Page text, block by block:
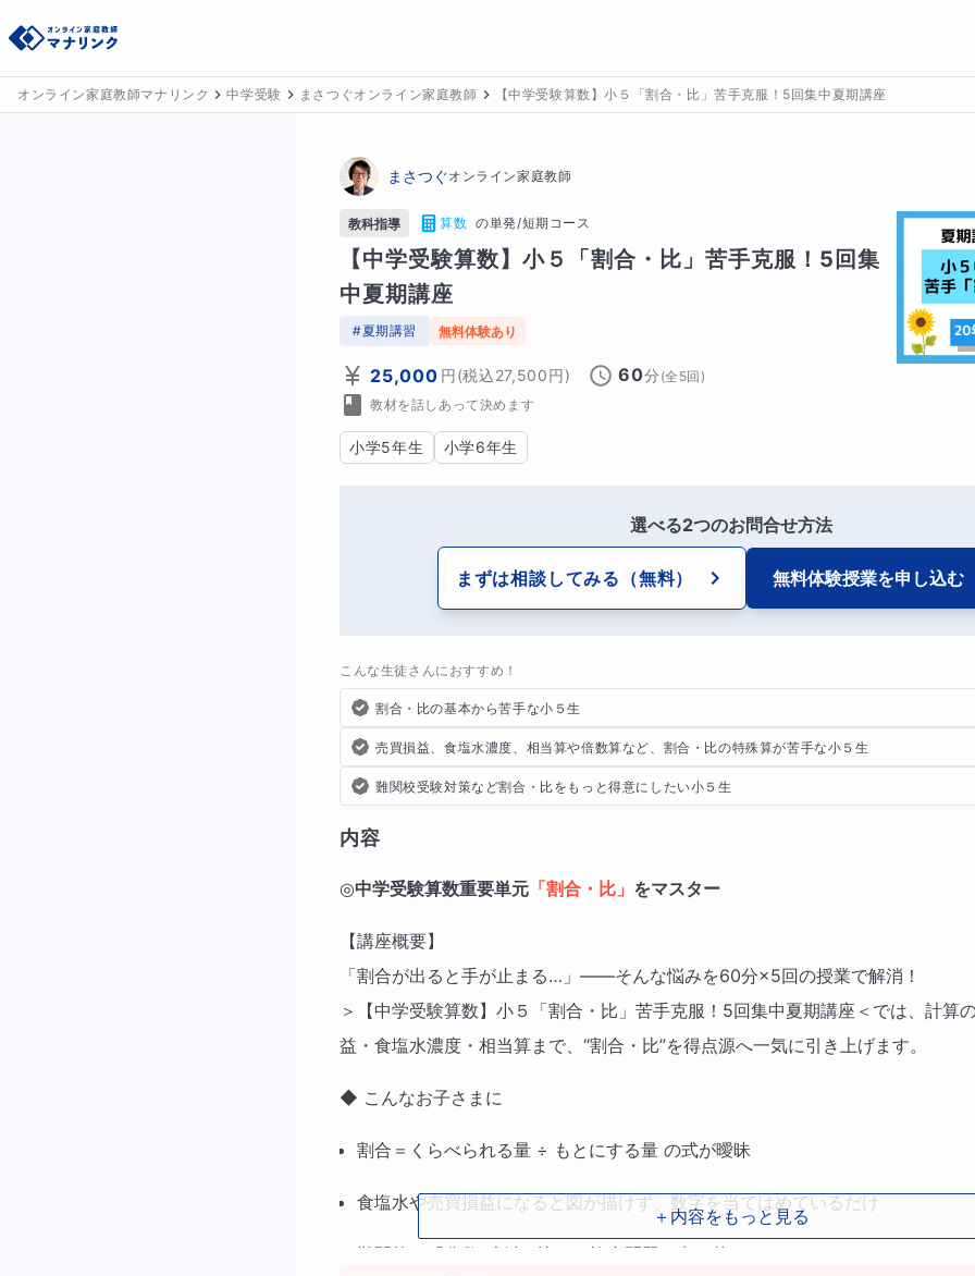
オンライン家庭教師マナリンク 中学受験 まさつぐオンライン家庭教師 【中学受験算数】小５「割合・比」苦手克服！5回集中夏期講座
まさつぐオンライン家庭教師
教科指導 算数 の単発/短期コース
【中学受験算数】小５「割合・比」苦手克服！5回集
中夏期講座
#夏期講習 無料体験あり
25,000 円(税込27,500円) 60分 (全 5回)
教材を話しあって決めます
小学5年生 小学6年生
選べる2つのお問合せ方法
まずは相談してみる （無料） 無料体験授業を申し込む
こんな生徒さんにおすすめ！
割合・比の基本から苦手な小５生
売買損益、食塩水濃度、相当算や倍数算など、割合・比の特殊算が苦手な小５生
難関校受験対策など割合・比をもっと得意にしたい小５生
内容
◎中学受験算数重要単元 「割合・比」 をマスター
【講座概要】
「割合が出ると手が止まる…」――そんな悩みを60分×5回の授業で解消！
＞【中学受験算数】小５「割合・比」苦手克服！5回集中夏期講座＜では、計算
益・食塩水濃度・相当算まで、“割合・比”を得点源へ一気に引き上げます。
◆ こんなお子さまに
割合＝くらべられる量 ÷ もとにする量 の式が曖昧
食塩水や売買損益になると図が描けず、数字を当てはめているだけ
難関校の「分数×割合×比」の複合問題で点を落としがち
＋内容をもっと見る